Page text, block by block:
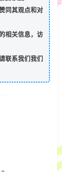
同其观点和对
相关信息，访
联系我们我们